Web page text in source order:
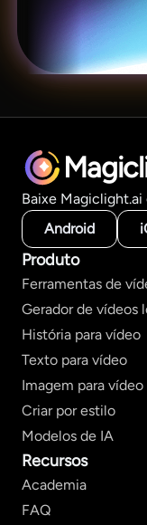
Baixe
Android
Produto
Ferramentas de
Gerador de vídeos
História para vídeo
Texto para vídeo
Imagem para vídeo
Criar por estilo
Modelos de IA
Recursos
Academia
FAQ